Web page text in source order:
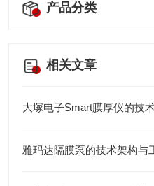
产品分类
相关文章
大塚电子Smart膜厚仪的技
雅玛达隔膜泵的技术架构与